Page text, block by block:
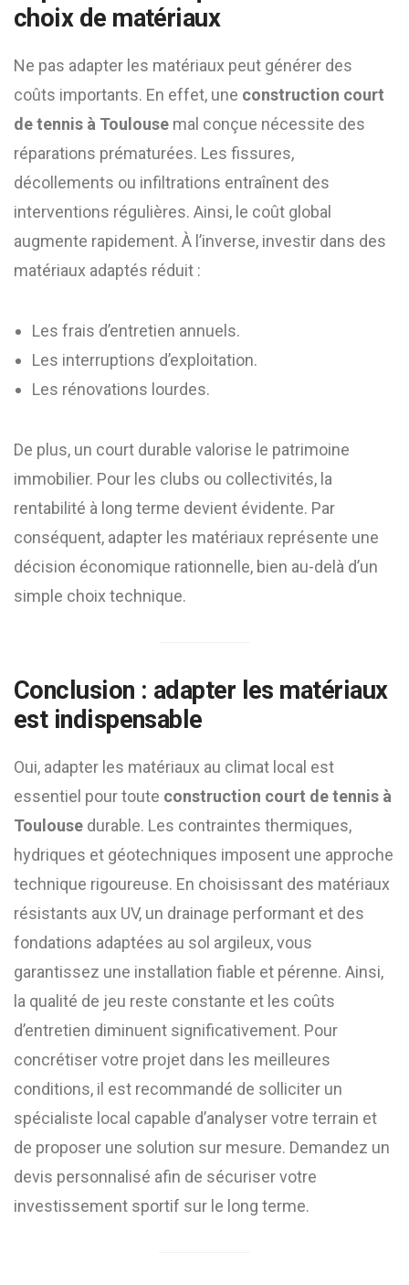
choix de matériaux
Ne pas adapter les matériaux peut générer des
coûts importants. En effet, une construction court
de tennis à Toulouse mal conçue nécessite des
réparations prématurées. Les fissures,
décollements ou infiltrations entraînent des
interventions régulières. Ainsi, le coût global
augmente rapidement. À l’inverse, investir dans des
matériaux adaptés réduit :
Les frais d’entretien annuels.
Les interruptions d’exploitation.
Les rénovations lourdes.
De plus, un court durable valorise le patrimoine
immobilier. Pour les clubs ou collectivités, la
rentabilité à long terme devient évidente. Par
conséquent, adapter les matériaux représente une
décision économique rationnelle, bien au-delà d’un
simple choix technique.
Conclusion : adapter les matériaux
est indispensable
Oui, adapter les matériaux au climat local est
essentiel pour toute construction court de tennis à
Toulouse durable. Les contraintes thermiques,
hydriques et géotechniques imposent une approche
technique rigoureuse. En choisissant des matériaux
résistants aux UV, un drainage performant et des
fondations adaptées au sol argileux, vous
garantissez une installation fiable et pérenne. Ainsi,
la qualité de jeu reste constante et les coûts
d’entretien diminuent significativement. Pour
concrétiser votre projet dans les meilleures
conditions, il est recommandé de solliciter un
spécialiste local capable d’analyser votre terrain et
de proposer une solution sur mesure. Demandez un
devis personnalisé afin de sécuriser votre
investissement sportif sur le long terme.